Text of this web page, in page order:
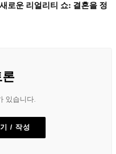
로운 리얼리티 쇼: 결혼을 정
론
있습니다.
/ 작성